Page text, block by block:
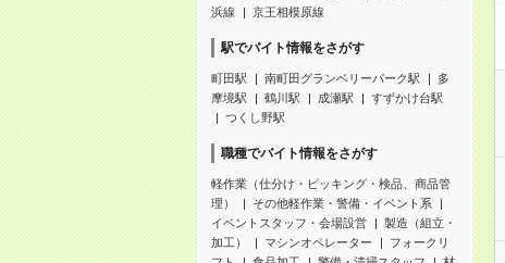
浜線
京王相模原線
駅でバイト情報をさがす
町田駅 南町田グランベリーパーク駅
多
摩境駅
鶴川駅 成瀬駅
すずかけ台駅
つくし野駅
職種でバイト情報をさがす
軽作業（仕分け・ピッキング・検品、商品管
理）
その他軽作業・警備・イベント系
イベントスタッフ・会場設営
製造（組立・
加工）
マシンオペレーター
フォークリ